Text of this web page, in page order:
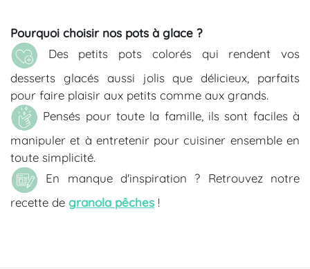
Pourquoi choisir nos pots à glace ?
Des petits pots colorés qui rendent vos
desserts glacés aussi jolis que délicieux, parfaits
pour faire plaisir aux petits comme aux grands.
Pensés pour toute la famille, ils sont faciles à
manipuler et à entretenir pour cuisiner ensemble en
toute simplicité.
En manque d'inspiration ? Retrouvez notre
recette de granola pêches !